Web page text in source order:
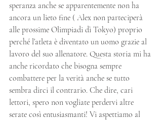
speranza anche se apparentemente non ha
ancora un lieto fine ( Alex non parteciperà
alle prossime Olimpiadi dì Tokyo) proprio
perché l’atleta è diventato un uomo grazie al
lavoro del suo allenatore. Questa storia mi ha
anche ricordato che bisogna sempre
combattere per la verità anche se tutto
sembra dirci il contrario. Che dire, cari
lettori, spero non vogliate perdervi altre
serate così entusiasmanti! Vi aspettiamo al